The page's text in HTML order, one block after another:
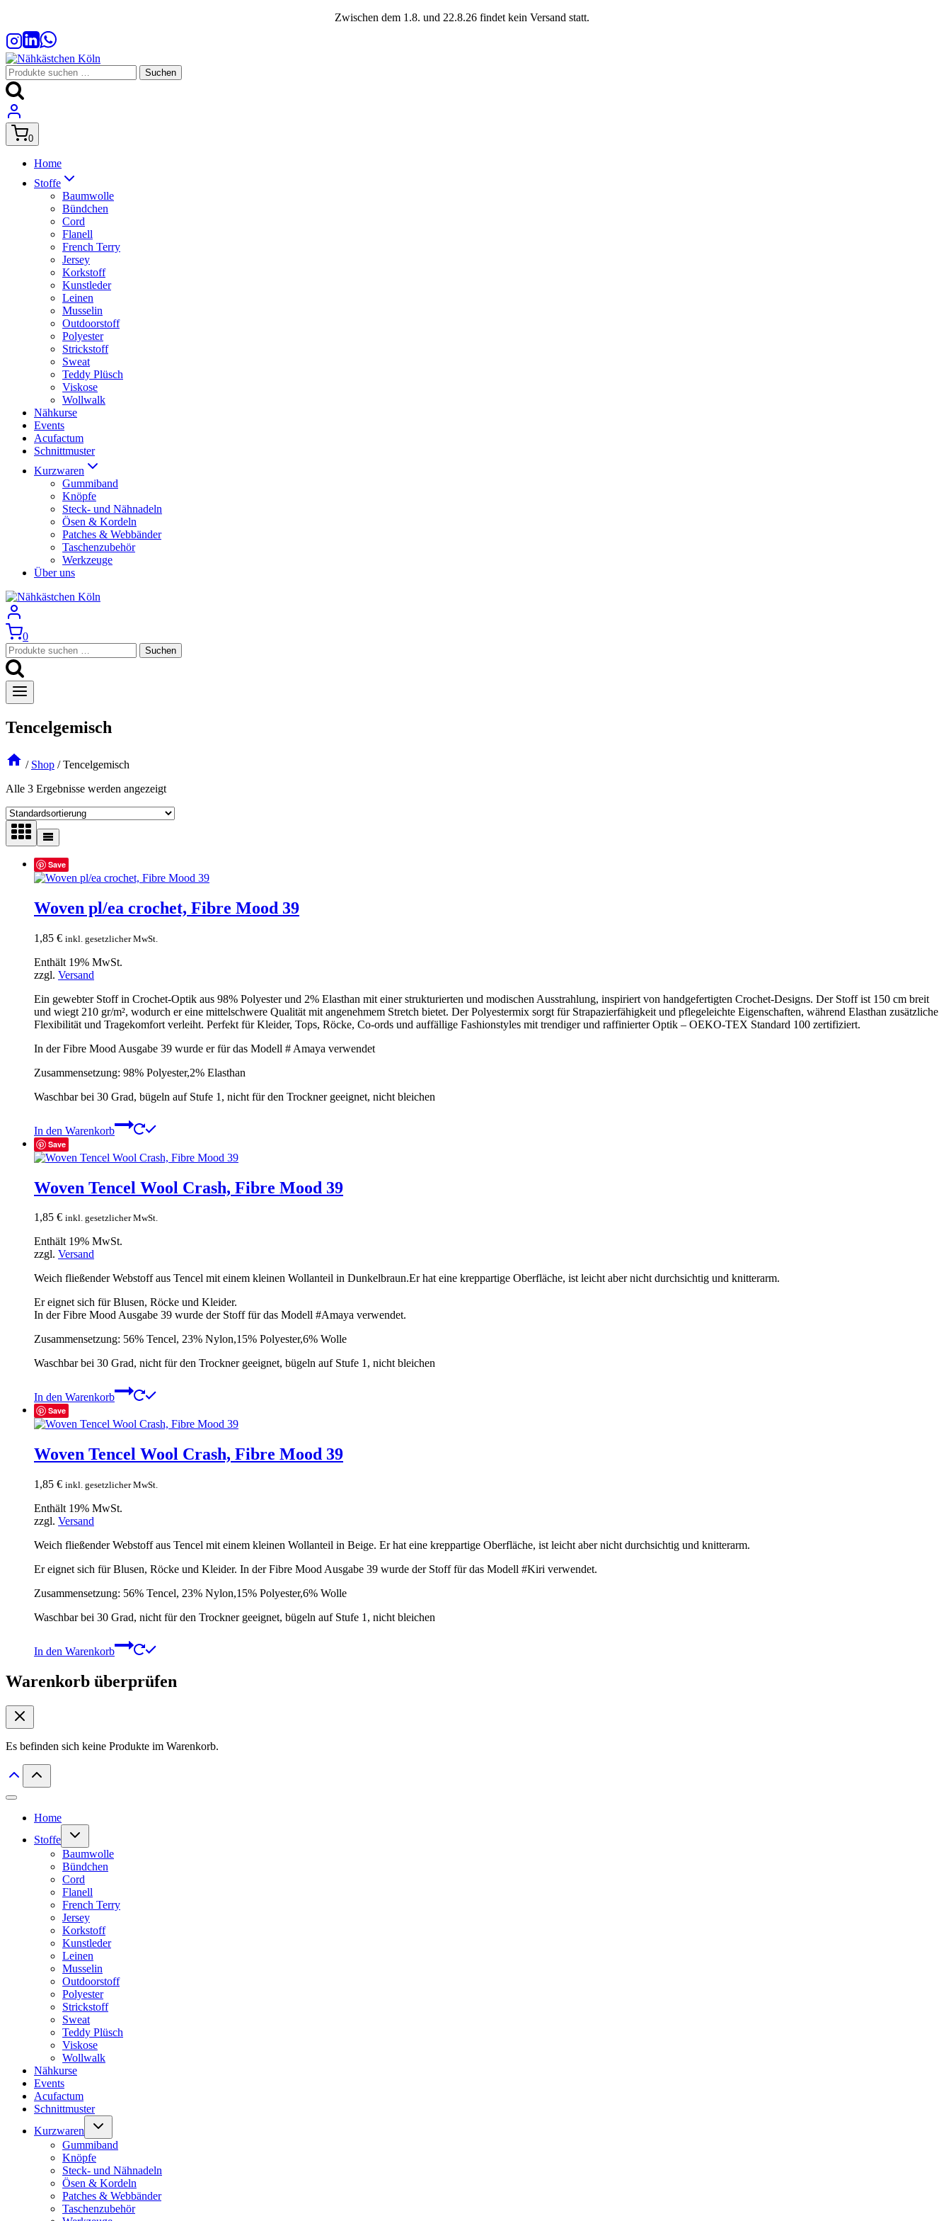
springen
Zwischen dem 1.8. und 22.8.26 findet kein Versand statt.
Suchen
nach:
Suchen
0
Home
Stoffe
Baumwolle
Bündchen
Cord
Flanell
French Terry
Jersey
Korkstoff
Kunstleder
Leinen
Musselin
Outdoorstoff
Polyester
Strickstoff
Sweat
Teddy Plüsch
Viskose
Wollwalk
Nähkurse
Events
Acufactum
Schnittmuster
Kurzwaren
Gummiband
Knöpfe
Steck- und Nähnadeln
Ösen & Kordeln
Patches & Webbänder
Taschenzubehör
Werkzeuge
Über uns
0
Suchen
nach:
Suchen
Tencelgemisch
/ Shop / Tencelgemisch
Alle 3 Ergebnisse werden angezeigt
Save
Woven pl/ea crochet, Fibre Mood 39
1,85 € inkl. gesetzlicher MwSt.
Enthält 19% MwSt.
zzgl. Versand
Ein gewebter Stoff in Crochet-Optik aus 98% Polyester und 2% Elasthan mit einer strukturierten und modischen Ausstrahlung, inspiriert von handgefertigten Crochet-Designs. Der Stoff ist 150 cm breit
und wiegt 210 gr/m², wodurch er eine mittelschwere Qualität mit angenehmem Stretch bietet. Der Polyestermix sorgt für Strapazierfähigkeit und pflegeleichte Eigenschaften, während Elasthan zusätzliche
Flexibilität und Tragekomfort verleiht. Perfekt für Kleider, Tops, Röcke, Co-ords und auffällige Fashionstyles mit trendiger und raffinierter Optik – OEKO-TEX Standard 100 zertifiziert.
In der Fibre Mood Ausgabe 39 wurde er für das Modell # Amaya verwendet
Zusammensetzung: 98% Polyester,2% Elasthan
Waschbar bei 30 Grad, bügeln auf Stufe 1, nicht für den Trockner geeignet, nicht bleichen
In den Warenkorb
Save
Woven Tencel Wool Crash, Fibre Mood 39
1,85 € inkl. gesetzlicher MwSt.
Enthält 19% MwSt.
zzgl. Versand
Weich fließender Webstoff aus Tencel mit einem kleinen Wollanteil in Dunkelbraun.Er hat eine kreppartige Oberfläche, ist leicht aber nicht durchsichtig und knitterarm.
Er eignet sich für Blusen, Röcke und Kleider.
In der Fibre Mood Ausgabe 39 wurde der Stoff für das Modell #Amaya verwendet.
Zusammensetzung: 56% Tencel, 23% Nylon,15% Polyester,6% Wolle
Waschbar bei 30 Grad, nicht für den Trockner geeignet, bügeln auf Stufe 1, nicht bleichen
In den Warenkorb
Save
Woven Tencel Wool Crash, Fibre Mood 39
1,85 € inkl. gesetzlicher MwSt.
Enthält 19% MwSt.
zzgl. Versand
Weich fließender Webstoff aus Tencel mit einem kleinen Wollanteil in Beige. Er hat eine kreppartige Oberfläche, ist leicht aber nicht durchsichtig und knitterarm.
Er eignet sich für Blusen, Röcke und Kleider. In der Fibre Mood Ausgabe 39 wurde der Stoff für das Modell #Kiri verwendet.
Zusammensetzung: 56% Tencel, 23% Nylon,15% Polyester,6% Wolle
Waschbar bei 30 Grad, nicht für den Trockner geeignet, bügeln auf Stufe 1, nicht bleichen
In den Warenkorb
Warenkorb überprüfen
Es befinden sich keine Produkte im Warenkorb.
Home
Stoffe
Untermenü
Baumwolle
Bündchen
Cord
Flanell
French Terry
Jersey
Korkstoff
Kunstleder
Leinen
Musselin
Outdoorstoff
Polyester
Strickstoff
Sweat
Teddy Plüsch
Viskose
Wollwalk
Nähkurse
Events
Acufactum
Schnittmuster
Kurzwaren
Untermenü
Gummiband
Knöpfe
Steck- und Nähnadeln
Ösen & Kordeln
Patches & Webbänder
Taschenzubehör